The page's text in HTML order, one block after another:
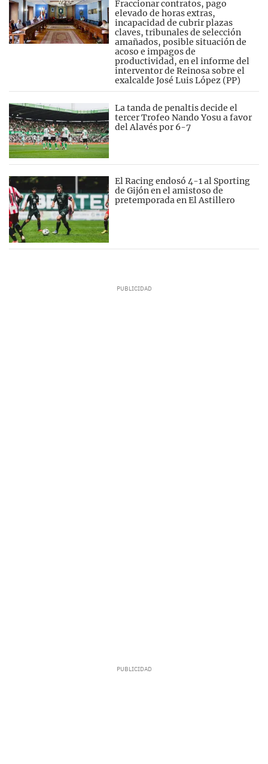
Fraccionar contratos, pago
elevado de horas extras,
incapacidad de cubrir plazas
claves, tribunales de selección
amañados, posible situación de
acoso e impagos de
productividad, en el informe del
interventor de Reinosa sobre el
exalcalde José Luis López (PP)
La tanda de penaltis decide el
tercer Trofeo Nando Yosu a favor
del Alavés por 6-7
El Racing endosó 4-1 al Sporting
de Gijón en el amistoso de
pretemporada en El Astillero